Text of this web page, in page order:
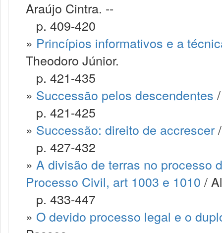
Araújo Cintra. --
p. 409-420
» Princípios informativos e a
Theodoro Júnior.
p. 421-435
» Successão pelos descendentes
p. 421-425
» Successão: direito de accrescer
p. 427-432
» A divisão de terras no processo
Processo Civil, art 1003 e 1010 /
p. 433-447
» O devido processo legal e o